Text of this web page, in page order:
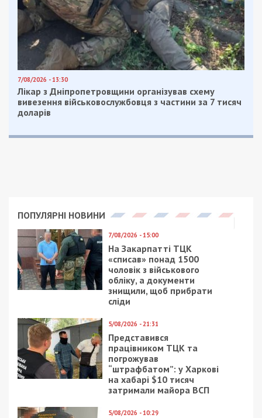
7/08/2026 - 13:30
Лікар з Дніпропетровщини організував схему
вивезення військовослужбовця з частини за 7 тисяч
доларів
ПОПУЛЯРНІ НОВИНИ
7/08/2026 - 15:00
На Закарпатті ТЦК
«списав» понад 1500
чоловік з військового
обліку, а документи
знищили, щоб прибрати
сліди
5/08/2026 - 21:31
Представився
працівником ТЦК та
погрожував
“штрафбатом”: у Харкові
на хабарі $10 тисяч
затримали майора ВСП
5/08/2026 - 10:29